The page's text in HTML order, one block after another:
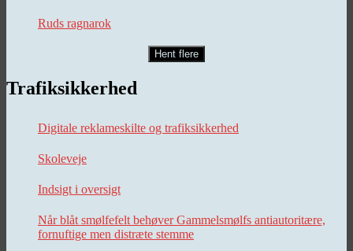
Ruds ragnarok
Hent flere
Trafiksikkerhed
Digitale reklameskilte og trafiksikkerhed
Skoleveje
Indsigt i oversigt
Når blåt smølfefelt behøver Gammelsmølfs antiautoritære,
fornuftige men distræte stemme